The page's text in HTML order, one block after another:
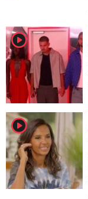
player2
player2